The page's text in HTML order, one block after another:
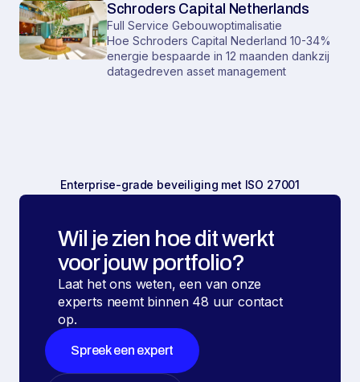
Full Service Gebouwoptimalisatie
Schroders Capital Netherlands
Hoe Schroders Capital Nederland 10-34%
energie bespaarde in 12 maanden dankzij
datagedreven asset management
Enterprise-grade beveiliging met ISO 27001
Wil je zien hoe dit werkt
voor jouw portfolio?
Laat het ons weten, een van onze
experts neemt binnen 48 uur contact
op.
Spreek een expert